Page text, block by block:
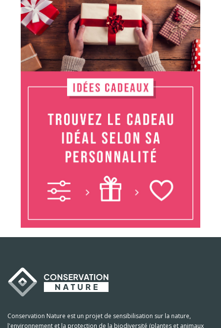
Conservation Nature est un projet de sensibilisation sur la nature,
l'environnement et la protection de la biodiversité (plantes et animaux